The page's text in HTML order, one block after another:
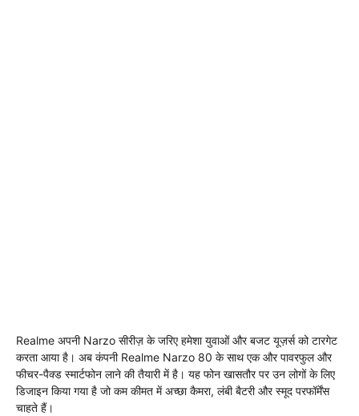
Realme अपनी Narzo सीरीज़ के जरिए हमेशा युवाओं और बजट यूज़र्स को टारगेट
करता आया है। अब कंपनी Realme Narzo 80 के साथ एक और पावरफुल और
फीचर-पैक्ड स्मार्टफोन लाने की तैयारी में है। यह फोन खासतौर पर उन लोगों के लिए
डिजाइन किया गया है जो कम कीमत में अच्छा कैमरा, लंबी बैटरी और स्मूद परफॉर्मेंस
चाहते हैं।